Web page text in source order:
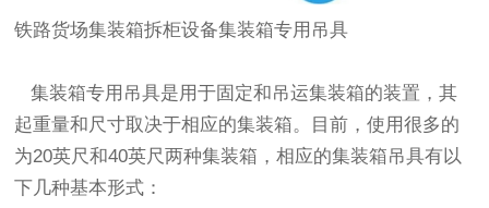
铁路货场集装箱拆柜设备集装箱专用吊具
集装箱专用吊具是用于固定和吊运集装箱的装置，其
起重量和尺寸取决于相应的集装箱。目前，使用很多的
为20英尺和40英尺两种集装箱，相应的集装箱吊具有以
下几种基本形式：